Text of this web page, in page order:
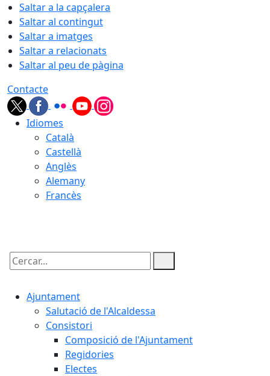
Saltar a la capçalera
Saltar al contingut
Saltar a imatges
Saltar a relacionats
Saltar al peu de pàgina
Contacte
Idiomes
Català
Castellà
Anglès
Alemany
Francès
Cercar:
Ajuntament
Salutació de l'Alcaldessa
Consistori
Composició de l'Ajuntament
Regidories
Electes